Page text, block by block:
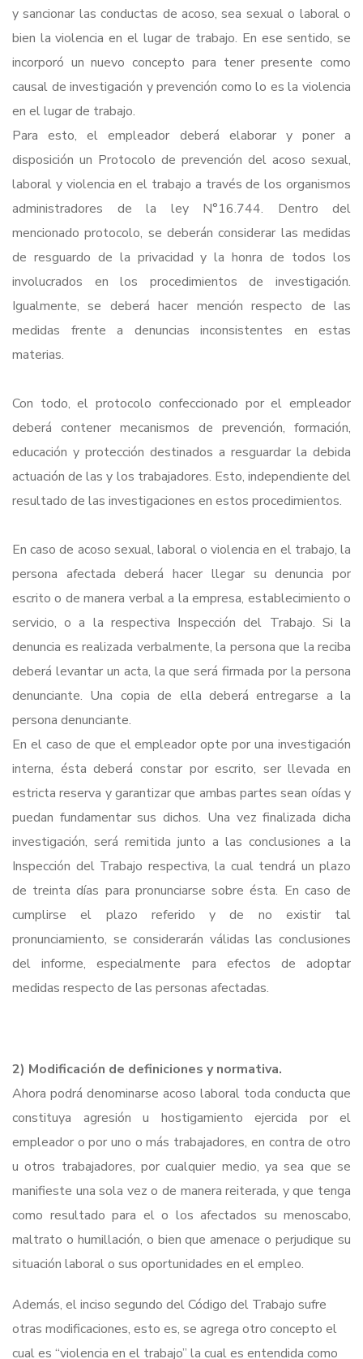
y sancionar las conductas de acoso, sea sexual o laboral o
bien la violencia en el lugar de trabajo. En ese sentido, se
incorporó un nuevo concepto para tener presente como
causal de investigación y prevención como lo es la violencia
en el lugar de trabajo.
Para esto, el empleador deberá elaborar y poner a
disposición un Protocolo de prevención del acoso sexual,
laboral y violencia en el trabajo a través de los organismos
administradores de la ley N°16.744. Dentro del
mencionado protocolo, se deberán considerar las medidas
de resguardo de la privacidad y la honra de todos los
involucrados en los procedimientos de investigación.
Igualmente, se deberá hacer mención respecto de las
medidas frente a denuncias inconsistentes en estas
materias.
Con todo, el protocolo confeccionado por el empleador
deberá contener mecanismos de prevención, formación,
educación y protección destinados a resguardar la debida
actuación de las y los trabajadores. Esto, independiente del
resultado de las investigaciones en estos procedimientos.
En caso de acoso sexual, laboral o violencia en el trabajo, la
persona afectada deberá hacer llegar su denuncia por
escrito o de manera verbal a la empresa, establecimiento o
servicio, o a la respectiva Inspección del Trabajo. Si la
denuncia es realizada verbalmente, la persona que la reciba
deberá levantar un acta, la que será firmada por la persona
denunciante. Una copia de ella deberá entregarse a la
persona denunciante.
En el caso de que el empleador opte por una investigación
interna, ésta deberá constar por escrito, ser llevada en
estricta reserva y garantizar que ambas partes sean oídas y
puedan fundamentar sus dichos. Una vez finalizada dicha
investigación, será remitida junto a las conclusiones a la
Inspección del Trabajo respectiva, la cual tendrá un plazo
de treinta días para pronunciarse sobre ésta. En caso de
cumplirse el plazo referido y de no existir tal
pronunciamiento, se considerarán válidas las conclusiones
del informe, especialmente para efectos de adoptar
medidas respecto de las personas afectadas.
2) Modificación de definiciones y normativa.
Ahora podrá denominarse acoso laboral toda conducta que
constituya agresión u hostigamiento ejercida por el
empleador o por uno o más trabajadores, en contra de otro
u otros trabajadores, por cualquier medio, ya sea que se
manifieste una sola vez o de manera reiterada, y que tenga
como resultado para el o los afectados su menoscabo,
maltrato o humillación, o bien que amenace o perjudique su
situación laboral o sus oportunidades en el empleo.
Además, el inciso segundo del Código del Trabajo sufre
otras modificaciones, esto es, se agrega otro concepto el
cual es “violencia en el trabajo” la cual es entendida como